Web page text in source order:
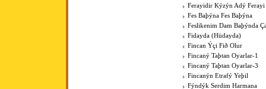
Ferayidir Kýzýn Adý Ferayi
Fes Baþýna Fes Baþýna
Feslikenim Dam Baþýnda
Fidayda (Hüdayda)
Fincan Ýçi Fið Olur
Fincaný Taþtan Oyarlar-1
Fincaný Taþtan Oyarlar-3
Fincanýn Etrafý Yeþil
Fýndýk Serdim Harmana